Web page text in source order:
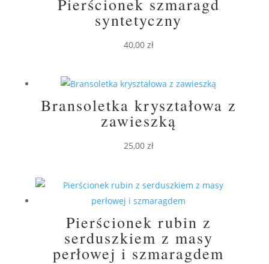
syntetyczny
40,00 zł
Bransoletka kryształowa z
zawieszką
25,00 zł
Pierścionek rubin z
serduszkiem z masy
perłowej i szmaragdem